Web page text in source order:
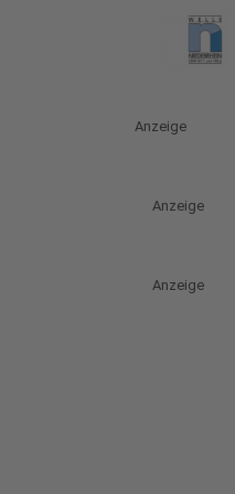
Anzeige
Anzeige
Anzeige